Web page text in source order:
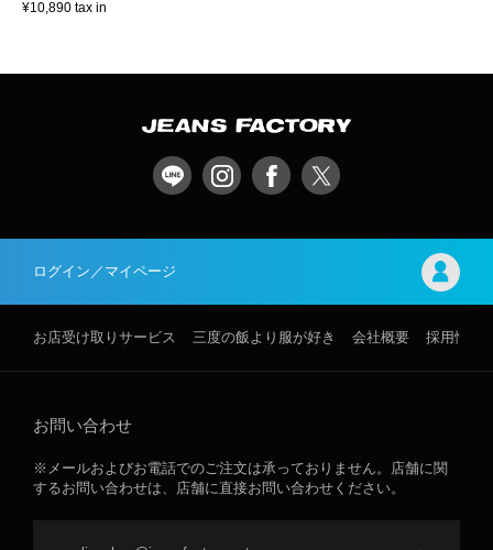
¥10,890 tax in
ログイン／マイページ
お店受け取りサービス 三度の飯より服が好き 会社概要 採用情報
お問い合わせ
※メールおよびお電話でのご注文は承っておりません。店舗に関
するお問い合わせは、店舗に直接お問い合わせください。